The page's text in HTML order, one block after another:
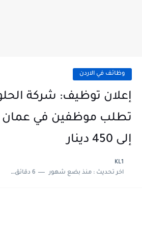
وظائف في الاردن
إعلان توظيف: شركة
تطلب موظفين في عمان
إلى 450 دينار
KL1
اخر تحديث :منذ بضع شهور 6 دقائق للقراءة